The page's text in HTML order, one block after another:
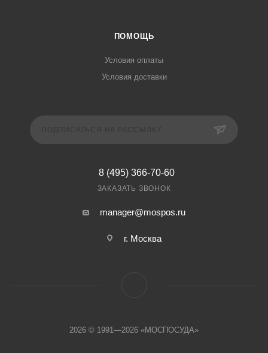
ПОМОЩЬ
Условия оплаты
Условия доставки
8 (495) 366-70-60
ЗАКАЗАТЬ ЗВОНОК
manager@mospos.ru
г. Москва
2026 © 1991—2026 «МОСПОСУДА»